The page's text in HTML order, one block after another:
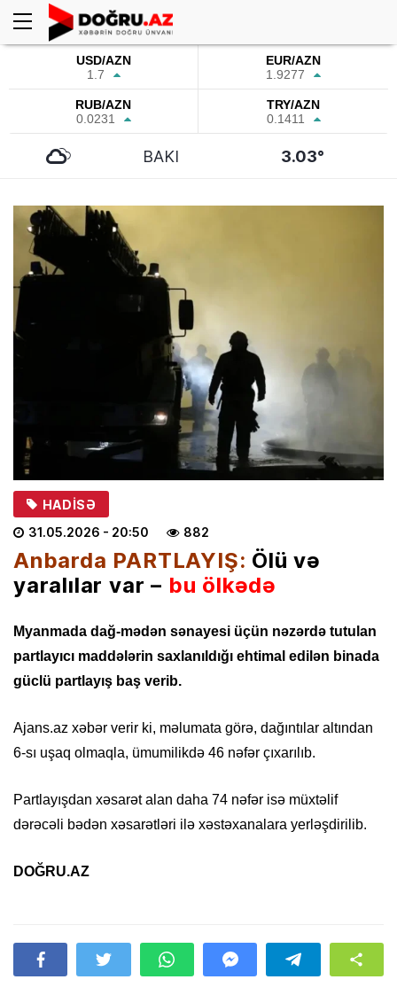
USD/AZN
1.7
EUR/AZN
1.9277
RUB/AZN
0.0231
TRY/AZN
0.1411
BAKI 3.03°
HADISƏ
31.05.2026 - 20:50 882
Anbarda PARTLAYIŞ: Ölü və
yaralılar var – bu ölkədə
Myanmada dağ-mədən sənayesi üçün nəzərdə tutulan
partlayıcı maddələrin saxlanıldığı ehtimal edilən binada
güclü partlayış baş verib.
Ajans.az xəbər verir ki, məlumata görə, dağıntılar altından
6-sı uşaq olmaqla, ümumilikdə 46 nəfər çıxarılıb.
Partlayışdan xəsarət alan daha 74 nəfər isə müxtəlif
dərəcəli bədən xəsarətləri ilə xəstəxanalara yerləşdirilib.
DOĞRU.AZ